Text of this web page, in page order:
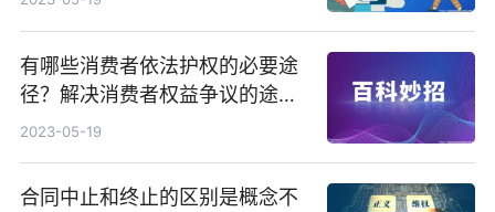
有哪些消费者依法护权的必要途
径？解决消费者权益争议的途径
有几种？
2023-05-19
合同中止和终止的区别是概念不